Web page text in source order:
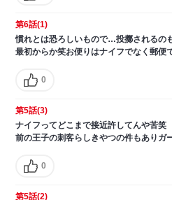
第6話(1)
慣れとは恐ろしいもので…投擲されるの
最初からか笑お便りはナイフでなく郵便
0
第5話(3)
ナイフってどこまで接近許してんや苦笑
前の王子の刺客らしきやつの件もありガ
0
第5話(2)